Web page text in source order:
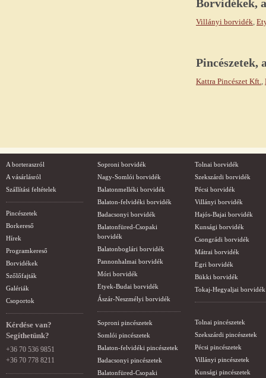
Borvidékek,
Villányi borvidék,
Pincészetek,
Kattra Pincészet Kft.,
A borteraszról
A vásárlásról
Szállítási feltételek
Pincészetek
Borkereső
Hírek
Programkereső
Borvidékek
Szőlőfajták
Galériák
Csoportok
Kérdése van?
Segíthetünk?
+36 70 536 9851
+36 70 778 8211
Soproni borvidék
Nagy-Somlói borvidék
Balatonmelléki borvidék
Balaton-felvidéki borvidék
Badacsonyi borvidék
Balatonfüred-Csopaki
borvidék
Balatonboglári borvidék
Pannonhalmai borvidék
Móri borvidék
Etyek-Budai borvidék
Ászár-Neszmélyi borvidék
Soproni pincészetek
Somlói pincészetek
Balaton-felvidéki pincészetek
Badacsonyi pincészetek
Balatonfüred-Csopaki
Tolnai borvidék
Szekszárdi borvidék
Pécsi borvidék
Villányi borvidék
Hajós-Bajai borvidék
Kunsági borvidék
Csongrádi borvidék
Mátrai borvidék
Egri borvidék
Bükki borvidék
Tokaj-Hegyaljai borvidék
Tolnai pincészetek
Szekszárdi pincészetek
Pécsi pincészetek
Villányi pincészetek
Kunsági pincészetek